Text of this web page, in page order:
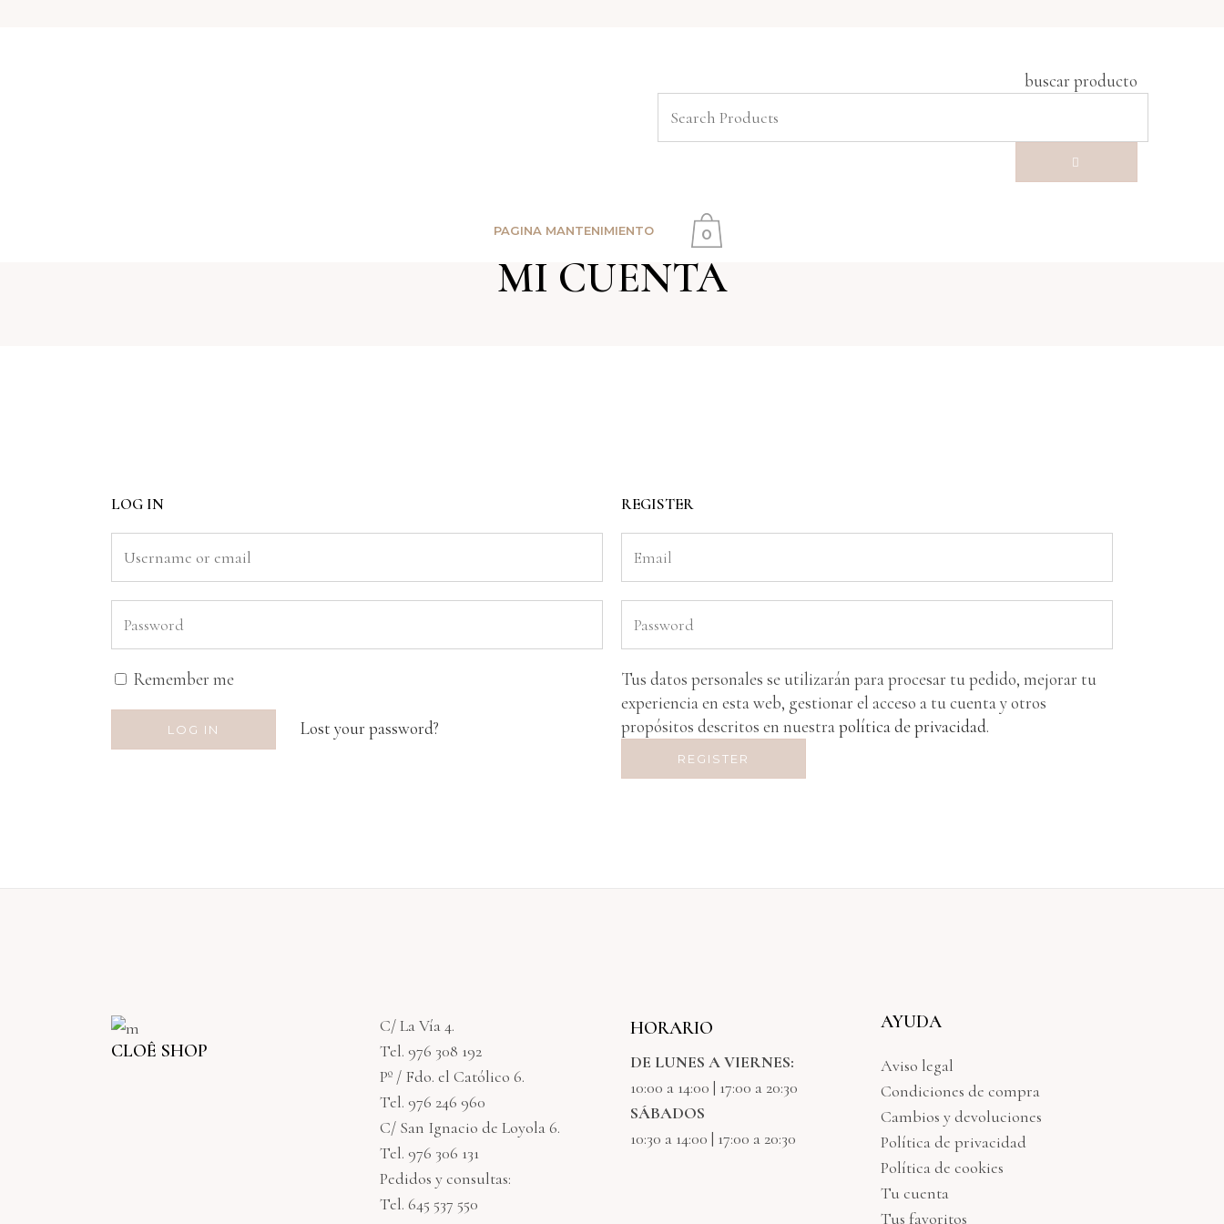
buscar producto
PAGINA MANTENIMIENTO 0
MI CUENTA
LOG IN
Remember me
Lost your password?
REGISTER
Tus datos personales se utilizarán para procesar tu pedido, mejorar tu
experiencia en esta web, gestionar el acceso a tu cuenta y otros
propósitos descritos en nuestrapolítica de privacidad.
CLOÊ SHOP
C/ La Vía 4.
Tel. 976 308 192
Pº / Fdo. el Católico 6.
Tel. 976 246 960
C/ San Ignacio de Loyola 6.
Tel. 976 306 131
Pedidos y consultas:
Tel. 645 537 550
HORARIO
DE LUNES A VIERNES:
10:00 a 14:00 | 17:00 a 20:30
SÁBADOS
10:30 a 14:00 | 17:00 a 20:30
AYUDA
Aviso legal
Condiciones de compra
Cambios y devoluciones
Política de privacidad
Política de cookies
Tu cuenta
Tus favoritos